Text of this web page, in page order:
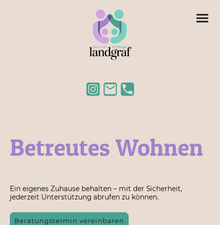
Betreutes Wohnen
Ein eigenes Zuhause behalten – mit der Sicherheit,
jederzeit Unterstützung abrufen zu können.
Beratungstermin vereinbaren